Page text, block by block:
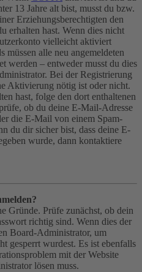
13 Jahre alt bist, musst du bzw.
Erziehungsberechtigten den
erhalten hast. Wenn dies nicht
vielleicht aktiviert
müssen alle neu angemeldeten
werden – entweder musst du dies
Bei der Registrierung
Aktivierung nötig ist oder nicht.
hast, folge den dort enthaltenen
ob du deine E-Mail-Adresse
die E-Mail von einem Spam-
du dir sicher bist, dass deine E-
wurde, dann kontaktiere
Gründe. Prüfe zunächst, ob dein
richtig sind. Wenn dies der
Board-Administrator, um
gesperrt wurdest. Es ist ebenfalls
mit der Website
lösen muss.